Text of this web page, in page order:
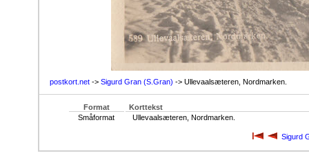
postkort.net -> Sigurd Gran (S.Gran) -> Ullevaalsæteren, Nordmarken.
Format
Korttekst
Småformat
Ullevaalsæteren, Nordmarken.
Sigurd